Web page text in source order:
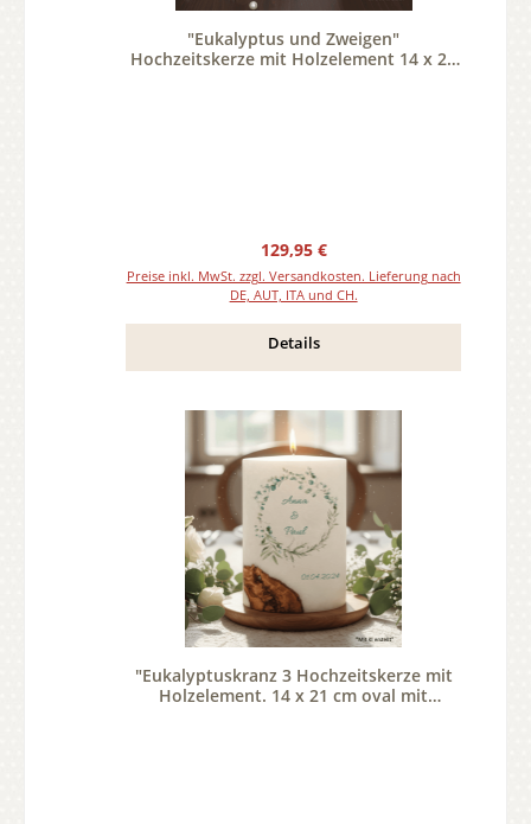
"Eukalyptus und Zweigen"
Hochzeitskerze mit Holzelement 14 x 21
Regulärer Preis:
129,95 €
Preise inkl. MwSt. zzgl. Versandkosten. Lieferung nach
DE, AUT, ITA und CH.
Details
"Eukalyptuskranz 3 Hochzeitskerze mit
Holzelement. 14 x 21 cm oval mit